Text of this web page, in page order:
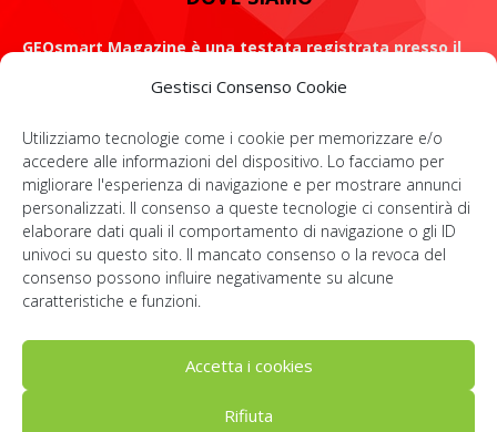
Gestisci Consenso Cookie
Utilizziamo tecnologie come i cookie per memorizzare e/o
accedere alle informazioni del dispositivo. Lo facciamo per
migliorare l'esperienza di navigazione e per mostrare annunci
personalizzati. Il consenso a queste tecnologie ci consentirà di
elaborare dati quali il comportamento di navigazione o gli ID
univoci su questo sito. Il mancato consenso o la revoca del
consenso possono influire negativamente su alcune
caratteristiche e funzioni.
Accetta i cookies
Rifiuta
GEOsmart Magazine è una testata registrata presso il
ROMA: Via Casilina 98, 00182
Contattaci:info@geosmartmagazine.it
SOCIAL